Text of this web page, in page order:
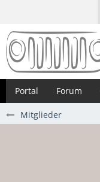
Portal Forum
Mitglieder